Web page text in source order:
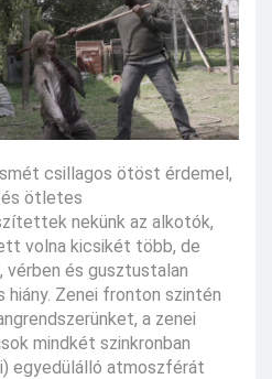
csillagos ötöst érdemel,
és ötletes
nekünk az alkotók,
volna kicsikét több, de
vérben és gusztustalan
Zenei fronton szintén
a zenei
mindkét szinkronban
egyedülálló atmoszférát